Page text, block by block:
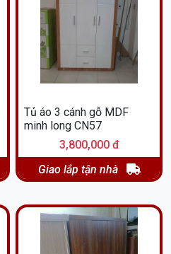
Tủ áo 3 cánh gỗ MDF
minh long CN57
3,800,000 đ
Giao lắp tận nhà